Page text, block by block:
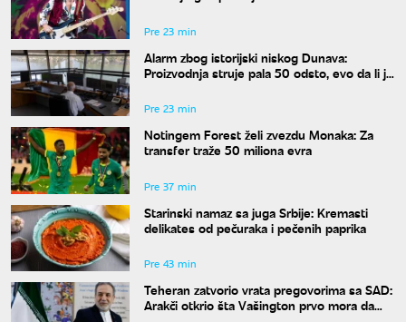
Pre 23 min
Alarm zbog istorijski niskog Dunava:
Proizvodnja struje pala 50 odsto, evo da li je
Pre 23 min
Notingem Forest želi zvezdu Monaka: Za
transfer traže 50 miliona evra
Pre 37 min
Starinski namaz sa juga Srbije: Kremasti
delikates od pečuraka i pečenih paprika
Pre 43 min
Teheran zatvorio vrata pregovorima sa SAD:
Arakči otkrio šta Vašington prvo mora da